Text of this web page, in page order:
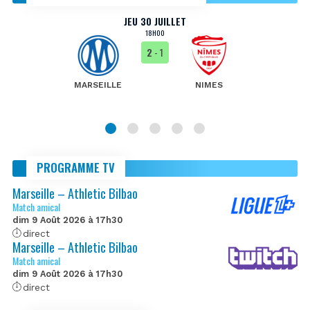
JEU 30 JUILLET
18H00
MARSEILLE
2 - 1
NIMES
PROGRAMME TV
Marseille – Athletic Bilbao
Match amical
dim 9 Août 2026 à 17h30
direct
Marseille – Athletic Bilbao
Match amical
dim 9 Août 2026 à 17h30
direct